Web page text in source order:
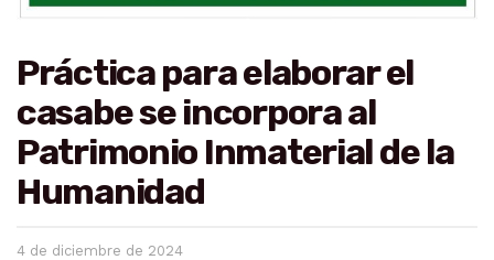
Práctica para elaborar el
casabe se incorpora al
Patrimonio Inmaterial de la
Humanidad
4 de diciembre de 2024